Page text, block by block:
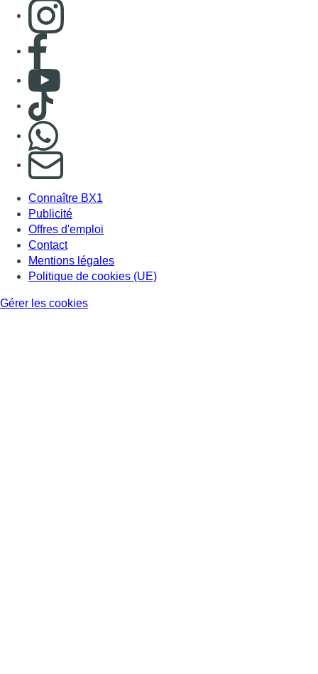
Consulter page Instagram
Consulter page Facebook
Consulter Youtube
Consulter TikTok
S'abonner à notre newsletter
Connaître BX1
Publicité
Offres d'emploi
Contact
Mentions légales
Politique de cookies (UE)
Gérer les cookies